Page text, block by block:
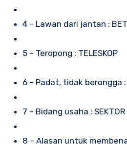
4 – Lawan dari jantan :
5 – Teropong : TELESKOP
6 – Padat, tidak berongga :
7 – Bidang usaha : SEKTOR
8 – Alasan untuk